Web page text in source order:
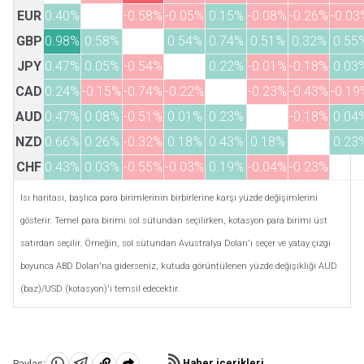
EUR 0.40% -0.58% -0.05% 0.15% -0.08% -0.26% -
GBP 0.98% 0.58% 0.54% 0.74% 0.51% 0.32%
JPY 0.47% 0.05% -0.54% 0.22% -0.01% -0.18%
CAD 0.24% -0.15% -0.74% -0.22% -0.23% -0.43% -
AUD 0.47% 0.08% -0.51% 0.01% 0.23% -0.18%
NZD 0.66% 0.26% -0.32% 0.18% 0.43% 0.18%
CHF 0.43% 0.03% -0.55% -0.03% 0.19% -0.04% -0.23%
Isı haritası, başlıca para birimlerinin birbirlerine karşı yüzde değişimlerini
gösterir. Temel para birimi sol sütundan seçilirken, kotasyon para birimi üst
satırdan seçilir. Örneğin, sol sütundan Avustralya Doları'ı seçer ve yatay çizgi
boyunca ABD Doları'na giderseniz, kutuda görüntülenen yüzde değişikliği AUD
(baz)/USD (kotasyon)'i temsil edecektir.